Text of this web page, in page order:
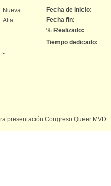
Nueva
Fecha de inicio:
Alta
Fecha fin:
-
% Realizado:
-
Tiempo dedicado:
-
presentación Congreso Queer MVD